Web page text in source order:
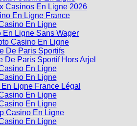
Casinos En Ligne 2026
En Ligne France
En Ligne
En Ligne Sans Wager
Casino En Ligne
De Paris Sportifs
De Paris Sportif Hors Arjel
En Ligne
En Ligne
Ligne France Légal
En Ligne
En Ligne
Casino En Ligne
En Ligne